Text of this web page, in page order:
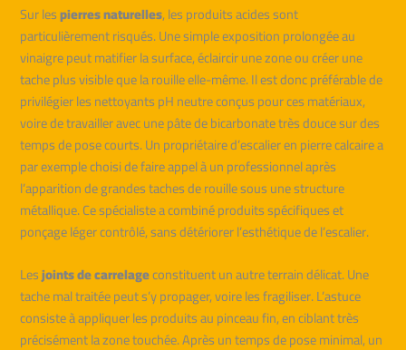
Sur lespierres naturelles, les produits acides sont
particulièrement risqués. Une simple exposition prolongée au
vinaigre peut matifier la surface, éclaircir une zone ou créer une
tache plus visible que la rouille elle-même. Il est donc préférable de
privilégier les nettoyants pH neutre conçus pour ces matériaux,
voire de travailler avec une pâte de bicarbonate très douce sur des
temps de pose courts. Un propriétaire d’escalier en pierre calcaire a
par exemple choisi de faire appel à un professionnel après
l’apparition de grandes taches de rouille sous une structure
métallique. Ce spécialiste a combiné produits spécifiques et
ponçage léger contrôlé, sans détériorer l’esthétique de l’escalier.
Lesjoints de carrelageconstituent un autre terrain délicat. Une
tache mal traitée peut s’y propager, voire les fragiliser. L’astuce
consiste à appliquer les produits au pinceau fin, en ciblant très
précisément la zone touchée. Après un temps de pose minimal, un